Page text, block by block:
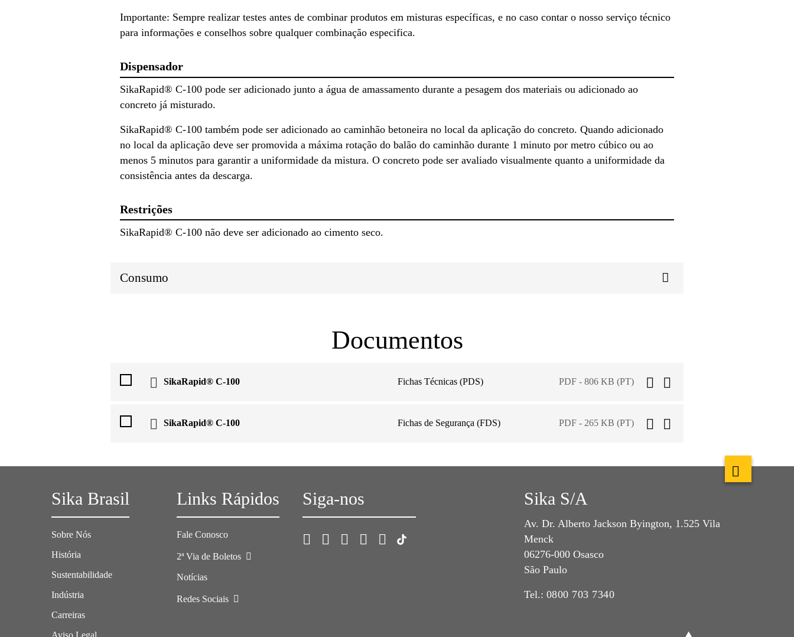
Importante: Sempre realizar testes antes de combinar produtos em misturas específicas, e no caso contar o nosso serviço técnico
para informações e conselhos sobre qualquer combinação especifica.
Dispensador
SikaRapid® C-100 pode ser adicionado junto a água de amassamento durante a pesagem dos materiais ou adicionado ao
concreto já misturado.
SikaRapid® C-100 também pode ser adicionado ao caminhão betoneira no local da aplicação do concreto. Quando adicionado
no local da aplicação deve ser promovida a máxima rotação do balão do caminhão durante 1 minuto por metro cúbico ou ao
menos 5 minutos para garantir a uniformidade da mistura. O concreto pode ser avaliado visualmente quanto a uniformidade da
consistência antes da descarga.
Restrições
SikaRapid® C-100 não deve ser adicionado ao cimento seco.
Consumo
Documentos
SikaRapid® C-100 Fichas Técnicas (PDS) PDF - 806 KB (PT)
SikaRapid® C-100 Fichas de Segurança (FDS) PDF - 265 KB (PT)
Sika Brasil
Sobre Nós
História
Sustentabilidade
Indústria
Carreiras
Aviso Legal
Links Rápidos
Fale Conosco
2ª Via de Boletos
Notícias
Redes Sociais
Siga-nos Sika S/A
Av. Dr. Alberto Jackson Byington, 1.525 Vila
Menck
06276-000 Osasco
São Paulo
Tel.: 0800 703 7340